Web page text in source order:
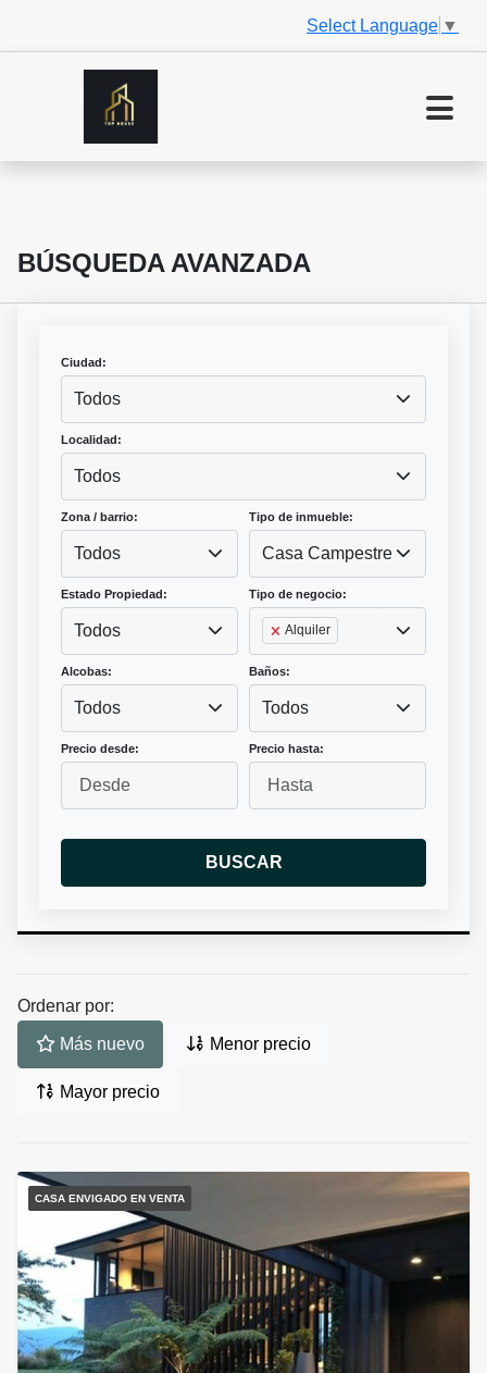
Select Language ▼
BÚSQUEDA AVANZADA
Ciudad:
Todos
Localidad:
Todos
Zona / barrio:
Todos
Tipo de inmueble:
Casa Campestre
Estado Propiedad:
Todos
Tipo de negocio:
Alquiler
Alcobas:
Todos
Baños:
Todos
Precio desde: Precio hasta:
BUSCAR
Ordenar por:
Más nuevo Menor precio
Mayor precio
CASA ENVIGADO EN VENTA